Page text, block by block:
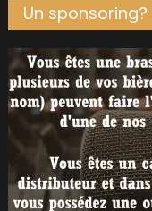
Un sponsoring?